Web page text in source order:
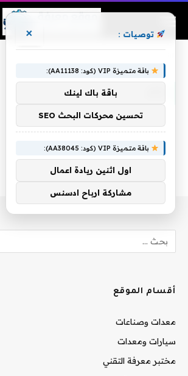
أقسام الموقع
معدات وصناعات
سيارات ومعدات
مختبر معرفة التقني
توصيات : ×
باقة متميزة VIP (كود: AA11138):
باقة باك لينك
تحسين محركات البحث SEO
باقة متميزة VIP (كود: AA38045):
اول اثنين ريادة اعمال
مشاركة ارباح ادسنس